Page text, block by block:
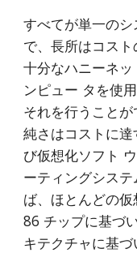
すべてが単一の
で、長所はコスト
十分なハニーネ
ンピュー タを使
それを行うこと
純さはコストに
び仮想化ソフト
ーティングシス
ば、ほとんどの
86 チップに基づ
キテクチャに基